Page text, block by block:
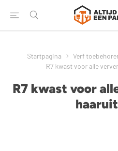
Startpagina Verf
R7 kwast voor alle
R7 kwast voor